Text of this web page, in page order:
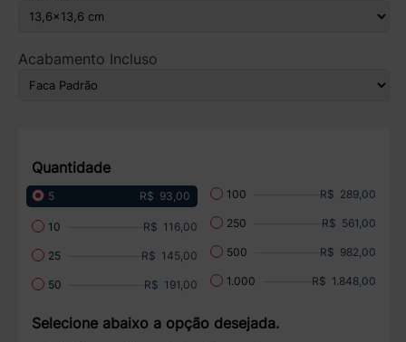
Acabamento Incluso
Quantidade
5 R$ 93,00
10 R$ 116,00
25 R$ 145,00
50 R$ 191,00
100 R$ 289,00
250 R$ 561,00
500 R$ 982,00
1.000 R$ 1.848,00
Selecione abaixo a opção desejada.